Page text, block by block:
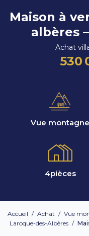
Maison à
albères
Achat
530
Vue montagne
4pièces
Accueil / Achat / Vue
Laroque-des-Albères /